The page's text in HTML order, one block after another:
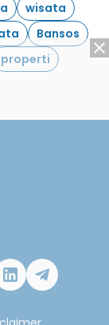
wisata
Bansos
properti